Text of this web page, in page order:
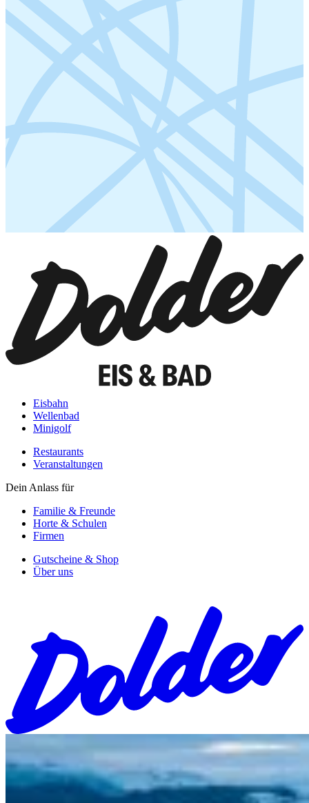
Eisbahn
Wellenbad
Minigolf
Restaurants
Veranstaltungen
Dein Anlass für
Familie & Freunde
Horte & Schulen
Firmen
Gutscheine & Shop
Über uns